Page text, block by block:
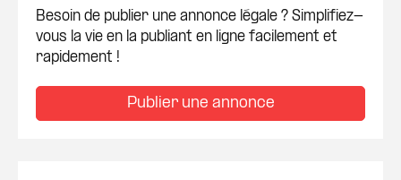
Besoin de publier une annonce légale ? Simplifiez-
vous la vie en la publiant en ligne facilement et
rapidement !
Publier une annonce